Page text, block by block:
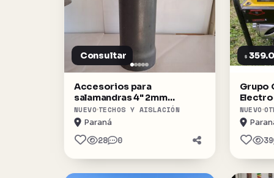
Consultar
Accesorios para
salamandras 4" 2mm
espesor reforzado
NUEVO TECHOS Y AISLACIÓN
Paraná
28 0
$
Grupo
4t.
NUEVO
39